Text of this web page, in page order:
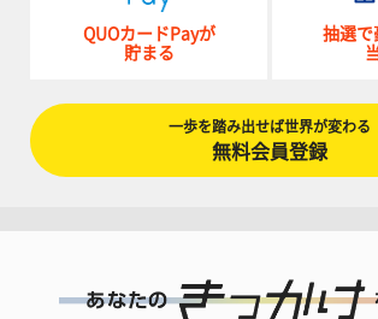
QUOカードPayが
貯まる
抽選で
一歩を踏み出せば世界が変わる
無料会員登録